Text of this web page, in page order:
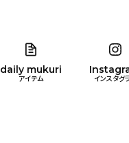
daily mukuri
アイテム インスタグ